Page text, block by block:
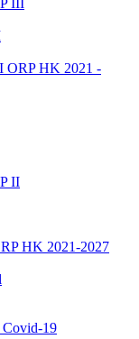
III
ORP HK 2021 -
II
HK 2021-2027
19